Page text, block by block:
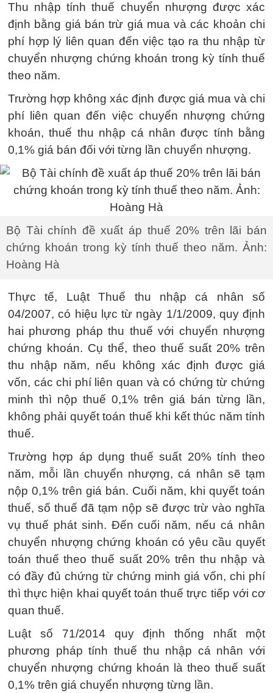
Thu nhập tính thuế chuyển nhượng được xác
định bằng giá bán trừ giá mua và các khoản chi
phí hợp lý liên quan đến việc tạo ra thu nhập từ
chuyển nhượng chứng khoán trong kỳ tính thuế
theo năm.
Trường hợp không xác định được giá mua và chi
phí liên quan đến việc chuyển nhượng chứng
khoán, thuế thu nhập cá nhân được tính bằng
0,1% giá bán đối với từng lần chuyển nhượng.
Bộ Tài chính đề xuất áp thuế 20% trên lãi bán
chứng khoán trong kỳ tính thuế theo năm. Ảnh:
Hoàng Hà
Thực tế, Luật Thuế thu nhập cá nhân số
04/2007, có hiệu lực từ ngày 1/1/2009, quy định
hai phương pháp thu thuế với chuyển nhượng
chứng khoán. Cụ thể, theo thuế suất 20% trên
thu nhập năm, nếu không xác định được giá
vốn, các chi phí liên quan và có chứng từ chứng
minh thì nộp thuế 0,1% trên giá bán từng lần,
không phải quyết toán thuế khi kết thúc năm tính
thuế.
Trường hợp áp dụng thuế suất 20% tính theo
năm, mỗi lần chuyển nhượng, cá nhân sẽ tạm
nộp 0,1% trên giá bán. Cuối năm, khi quyết toán
thuế, số thuế đã tạm nộp sẽ được trừ vào nghĩa
vụ thuế phát sinh. Đến cuối năm, nếu cá nhân
chuyển nhượng chứng khoán có yêu cầu quyết
toán thuế theo thuế suất 20% trên thu nhập và
có đầy đủ chứng từ chứng minh giá vốn, chi phí
thì thực hiện khai quyết toán thuế trực tiếp với cơ
quan thuế.
Luật số 71/2014 quy định thống nhất một
phương pháp tính thuế thu nhập cá nhân với
chuyển nhượng chứng khoán là theo thuế suất
0,1% trên giá chuyển nhượng từng lần.